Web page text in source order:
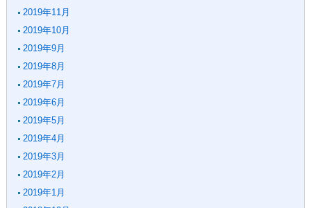
2019年11月
2019年10月
2019年9月
2019年8月
2019年7月
2019年6月
2019年5月
2019年4月
2019年3月
2019年2月
2019年1月